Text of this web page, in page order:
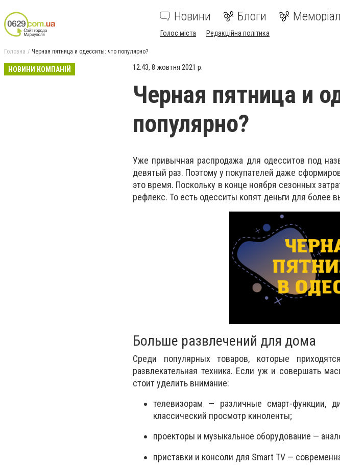
Новини Блоги
Голос міста Редакційна політика
Головна Черная пятница и одесситы: что популярно?
НОВИНИ КОМПАНІЙ 12:43, 8 жовтня 2021 р.
Черная пятница и
популярно?
Уже привычная распродажа для одесситов под
девятый раз. Поэтому у покупателей даже
это время. Поскольку в конце ноября сезонных
рефлекс. То есть одесситы копят деньги для более
Больше развлечений для дома
Среди популярных товаров, которые
развлекательная техника. Если уж и совершать
стоит уделить внимание:
телевизорам — различные смарт-функции,
классический просмотр киноленты;
проекторы и музыкальное оборудование —
приставки и консоли для Smart TV —